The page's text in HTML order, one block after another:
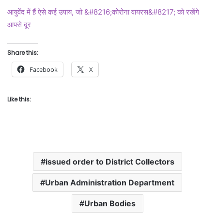
आयुर्वेद में हैं ऐसे कई उपाय, जो &#8216;कोरोना वायरस&#8217; को रखेंगे
आपसे दूर
Share this:
Facebook X
Like this:
issued order to District Collectors
Urban Administration Department
Urban Bodies